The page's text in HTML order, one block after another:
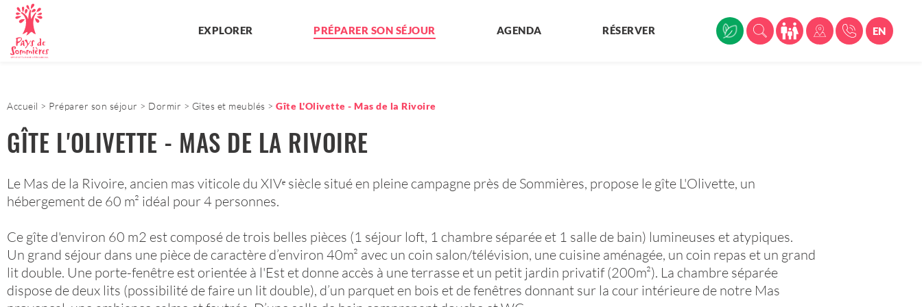
EXPLORER PRÉPARER SON SÉJOUR AGENDA RÉSERVER EN
Accueil Préparer son séjour Dormir Gîtes et meublés Gîte L'Olivette - Mas de la Rivoire
GÎTE L'OLIVETTE - MAS DE LA RIVOIRE
Le Mas de la Rivoire, ancien mas viticole du XIVᵉ siècle situé en pleine campagne près de Sommières, propose le gîte L'Olivette, un
hébergement de 60 m² idéal pour 4 personnes.
Ce gîte d'environ 60 m2 est composé de trois belles pièces (1 séjour loft, 1 chambre séparée et 1 salle de bain) lumineuses et atypiques.
Un grand séjour dans une pièce de caractère d’environ 40m² avec un coin salon/télévision, une cuisine aménagée, un coin repas et un grand
lit double. Une porte-fenêtre est orientée à l'Est et donne accès à une terrasse et un petit jardin privatif (200m²). La chambre séparée
dispose de deux lits (possibilité de faire un lit double), d’un parquet en bois et de fenêtres donnant sur la cour intérieure de notre Mas